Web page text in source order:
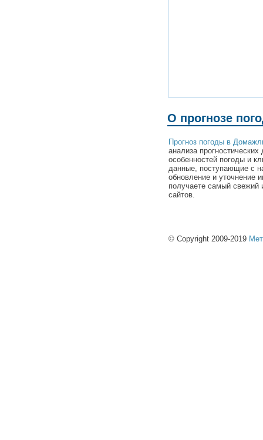
О прогнозе
Прогноз погоды в
анализа
особенностей погоды и
данные, поступающие с
обновление и уточнение
получаете самый свежий
сайтов.
© Copyright 2009-2019